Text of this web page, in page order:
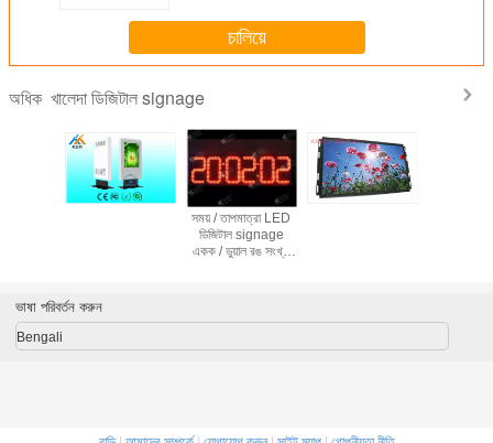
চালিয়ে
অধিক খালেদা ডিজিটাল signage
সময় / তাপমাত্রা LED
ডিজিটাল signage
একক / ডুয়াল রঙ সংখ্যা
ভাষা পরিবর্তন করুন
Bengali